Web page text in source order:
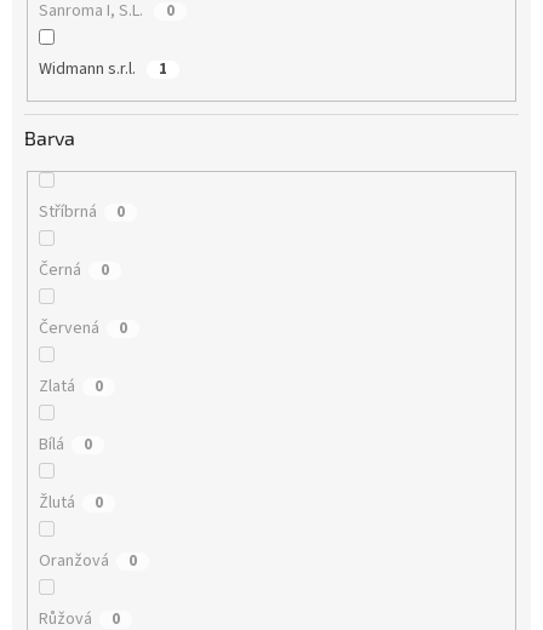
Sanroma I, S.L. 0
Widmann s.r.l. 1
Barva
Stříbrná 0
Černá 0
Červená 0
Zlatá 0
Bílá 0
Žlutá 0
Oranžová 0
Růžová 0